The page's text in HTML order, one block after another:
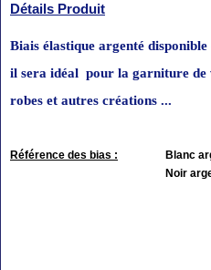
Détails Produit
Biais élastique argenté
il sera idéal pour la garniture de
robes et autres créations ...
Référence des bias :
Blanc
Noir